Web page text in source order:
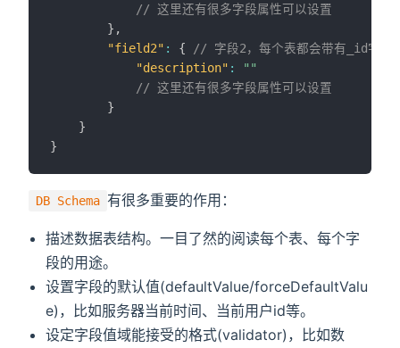
// 这里还有很多字段属性可以设置
} ,
"field2" : {
// 字段2，每个表都会带有_id字段
"description" :
""
// 这里还有很多字段属性可以设置
}
}
}
DB Schema 有很多重要的作用：
描述数据表结构。一目了然的阅读每个表、每个字
段的用途。
设置字段的默认值(defaultValue/forceDefaultValu
e)，比如服务器当前时间、当前用户id等。
设定字段值域能接受的格式(validator)，比如数